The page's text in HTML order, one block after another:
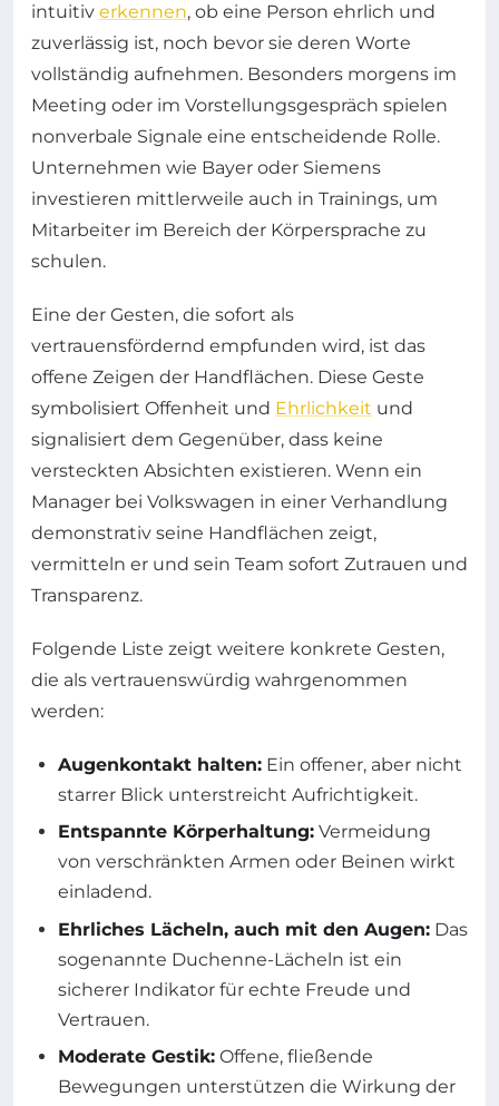
intuitiv erkennen, ob eine Person ehrlich und
zuverlässig ist, noch bevor sie deren Worte
vollständig aufnehmen. Besonders morgens im
Meeting oder im Vorstellungsgespräch spielen
nonverbale Signale eine entscheidende Rolle.
Unternehmen wie Bayer oder Siemens
investieren mittlerweile auch in Trainings, um
Mitarbeiter im Bereich der Körpersprache zu
schulen.
Eine der Gesten, die sofort als
vertrauensfördernd empfunden wird, ist das
offene Zeigen der Handflächen. Diese Geste
symbolisiert Offenheit und Ehrlichkeit und
signalisiert dem Gegenüber, dass keine
versteckten Absichten existieren. Wenn ein
Manager bei Volkswagen in einer Verhandlung
demonstrativ seine Handflächen zeigt,
vermitteln er und sein Team sofort Zutrauen und
Transparenz.
Folgende Liste zeigt weitere konkrete Gesten,
die als vertrauenswürdig wahrgenommen
werden:
Augenkontakt halten: Ein offener, aber nicht
starrer Blick unterstreicht Aufrichtigkeit.
Entspannte Körperhaltung: Vermeidung
von verschränkten Armen oder Beinen wirkt
einladend.
Ehrliches Lächeln, auch mit den Augen: Das
sogenannte Duchenne-Lächeln ist ein
sicherer Indikator für echte Freude und
Vertrauen.
Moderate Gestik: Offene, fließende
Bewegungen unterstützen die Wirkung der